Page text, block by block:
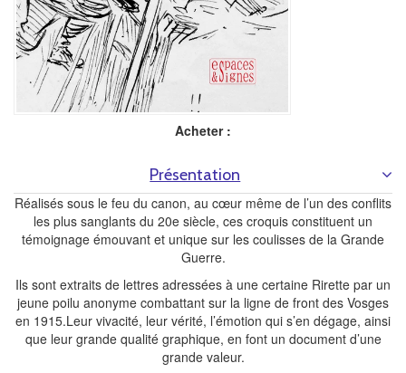
Acheter :
Présentation
Réalisés sous le feu du canon, au cœur même de l’un des conflits
les plus sanglants du 20e siècle, ces croquis constituent un
témoignage émouvant et unique sur les coulisses de la Grande
Guerre.
Ils sont extraits de lettres adressées à une certaine Rirette par un
jeune poilu anonyme combattant sur la ligne de front des Vosges
en 1915.Leur vivacité, leur vérité, l’émotion qui s’en dégage, ainsi
que leur grande qualité graphique, en font un document d’une
grande valeur.